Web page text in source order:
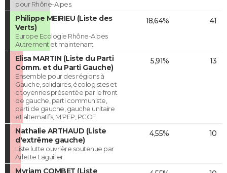
pour Rhône-Alpes.
Philippe MEIRIEU (Liste des
Verts)
Europe Ecologie Rhône-Alpes
Autrement et maintenant
18,64% 41
Elisa MARTIN (Liste du Parti
Comm. et du Parti Gauche)
Ensemble pour des régions à
Gauche, solidaires, écologistes et
citoyennes présentée par le front
de gauche, parti communiste,
parti de gauche, gauche unitaire
et alternatifs, M'PEP, PCOF.
5,91% 13
Nathalie ARTHAUD (Liste
d'extrême gauche)
Liste lutte ouvrière soutenue par
Arlette Laguiller
4,55% 10
Myriam COMBET (Liste